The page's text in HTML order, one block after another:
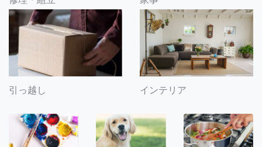
引っ越し インテリア